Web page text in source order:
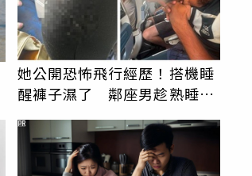
她公開恐怖飛行經歷！搭機睡
醒褲子濕了 鄰座男趁熟睡猥
褻還疑留體液
PR